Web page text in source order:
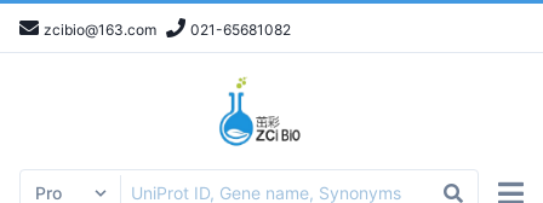
zcibio@163.com 021-65681082